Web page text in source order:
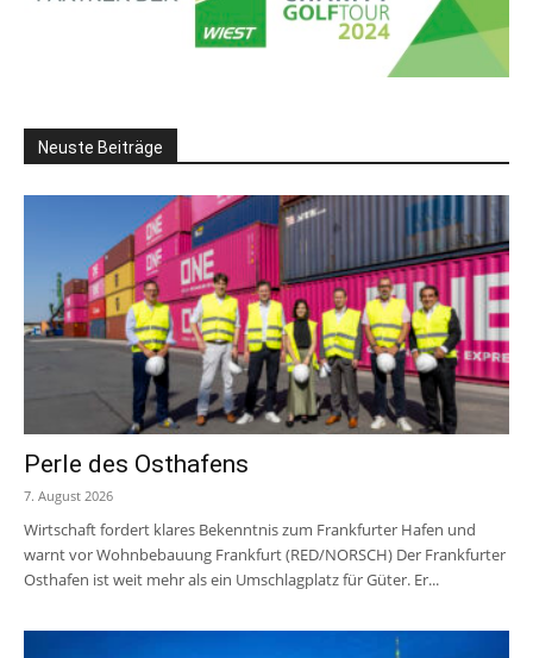
Neuste Beiträge
Perle des Osthafens
7. August 2026
Wirtschaft fordert klares Bekenntnis zum Frankfurter Hafen und
warnt vor Wohnbebauung Frankfurt (RED/NORSCH) Der Frankfurter
Osthafen ist weit mehr als ein Umschlagplatz für Güter. Er...